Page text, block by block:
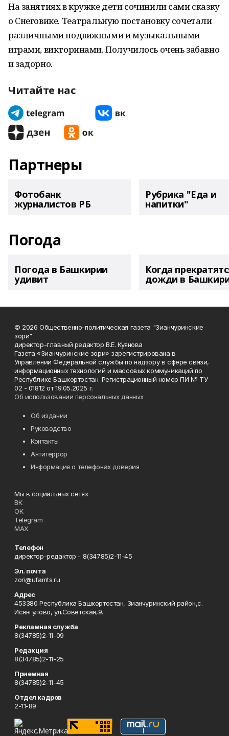
На занятиях в кружке дети сочинили сами сказку
о Снеговике. Театральную постановку сочетали
различными подвижными и музыкальными
играми, викторинами. Получилось очень забавно
и задорно.
Читайте нас
Партнеры
Фотобанк
журналистов РБ
Рубрика "Еда и
напитки"
Погода
Погода в Башкирии
удивит
Когда
дожди в
© 2026 Общественно-политическая газета "Зианчуринские
зори"
директор-главный редактор В.Е. Куянова
Газета «Зианчуринские зори» зарегистрирована в
Управлении Федеральной службы по надзору в сфере связи,
информационных технологий и массовых коммуникаций по
Республике Башкортостан. Регистрационный номер ПИ № ТУ
02 - 01812 от 19.05.2025 г.
Об использовании персональных данных
Об издании
Руководство
Контакты
Антитеррор
Информация о телефонах доверия
Мы в социальных сетях
ВК
ОК
Telegram
MAX
Телефон
директор-редактор - 8(34785)2-11-45
Эл. почта
zori@ufamts.ru
Адрес
453380 Республика Башкортостан, Зианчуринский район,с.
Исянгулово, ул.Советская,9.
Рекламная служба
8(34785)2-11-09
Редакция
8(34785)2-11-25
Приемная
8(34785)2-11-45
Отдел кадров
2-11-89